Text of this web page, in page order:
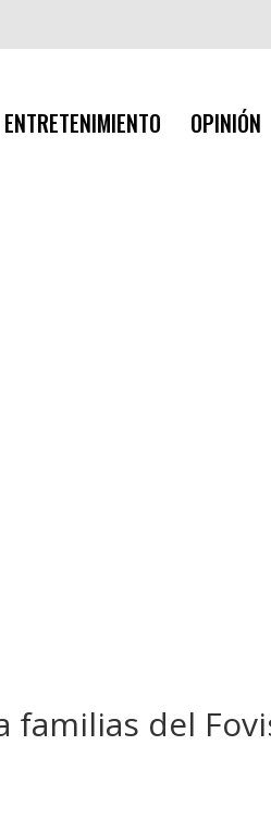
ENTRETENIMIENTO OPINIÓN
familias del